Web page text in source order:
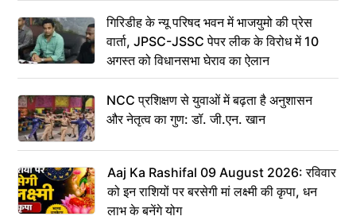
गिरिडीह के न्यू परिषद भवन में भाजयुमो की प्रेस
वार्ता, JPSC-JSSC पेपर लीक के विरोध में 10
अगस्त को विधानसभा घेराव का ऐलान
NCC प्रशिक्षण से युवाओं में बढ़ता है अनुशासन
और नेतृत्व का गुण: डॉ. जी.एन. खान
Aaj Ka Rashifal 09 August 2026: रविवार
को इन राशियों पर बरसेगी मां लक्ष्मी की कृपा, धन
लाभ के बनेंगे योग